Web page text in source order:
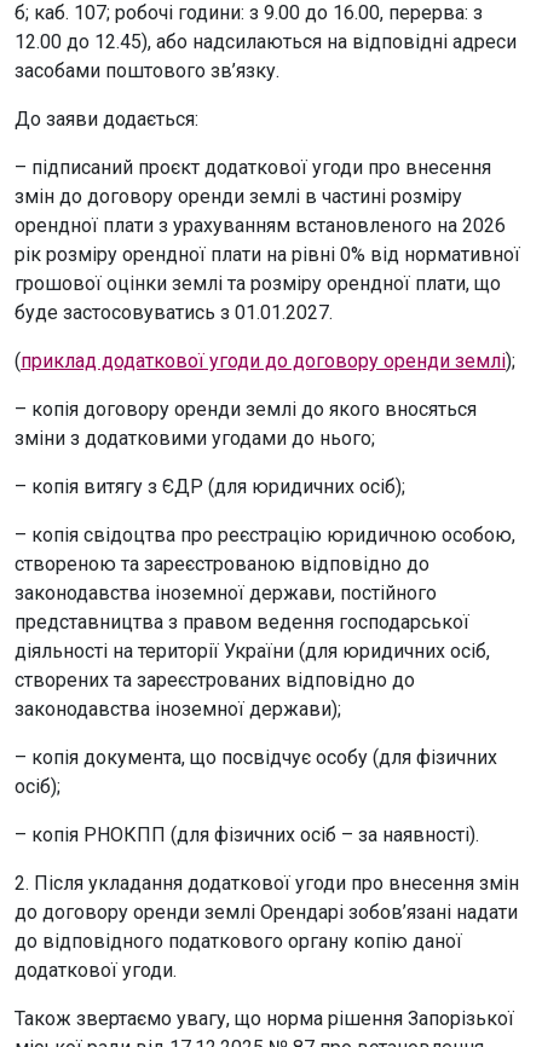
б; каб. 107; робочі години: з 9.00 до 16.00, перерва: з
12.00 до 12.45), або надсилаються на відповідні адреси
засобами поштового зв’язку.
До заяви додається:
– підписаний проєкт додаткової угоди про внесення
змін до договору оренди землі в частині розміру
орендної плати з урахуванням встановленого на 2026
рік розміру орендної плати на рівні 0% від нормативної
грошової оцінки землі та розміру орендної плати, що
буде застосовуватись з 01.01.2027.
(приклад додаткової угоди до договору оренди землі);
– копія договору оренди землі до якого вносяться
зміни з додатковими угодами до нього;
– копія витягу з ЄДР (для юридичних осіб);
– копія свідоцтва про реєстрацію юридичною особою,
створеною та зареєстрованою відповідно до
законодавства іноземної держави, постійного
представництва з правом ведення господарської
діяльності на території України (для юридичних осіб,
створених та зареєстрованих відповідно до
законодавства іноземної держави);
– копія документа, що посвідчує особу (для фізичних
осіб);
– копія РНОКПП (для фізичних осіб – за наявності).
2. Після укладання додаткової угоди про внесення змін
до договору оренди землі Орендарі зобов’язані надати
до відповідного податкового органу копію даної
додаткової угоди.
Також звертаємо увагу, що норма рішення Запорізької